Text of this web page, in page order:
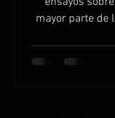
mayor parte de